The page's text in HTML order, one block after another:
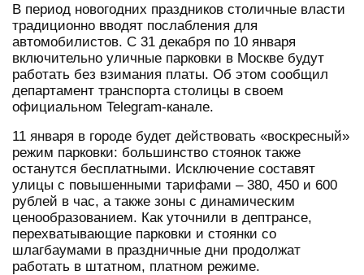
В период новогодних праздников столичные власти
традиционно вводят послабления для
автомобилистов. С 31 декабря по 10 января
включительно уличные парковки в Москве будут
работать без взимания платы. Об этом сообщил
департамент транспорта столицы в своем
официальном Telegram-канале.
11 января в городе будет действовать «воскресный»
режим парковки: большинство стоянок также
останутся бесплатными. Исключение составят
улицы с повышенными тарифами – 380, 450 и 600
рублей в час, а также зоны с динамическим
ценообразованием. Как уточнили в дептрансе,
перехватывающие парковки и стоянки со
шлагбаумами в праздничные дни продолжат
работать в штатном, платном режиме.